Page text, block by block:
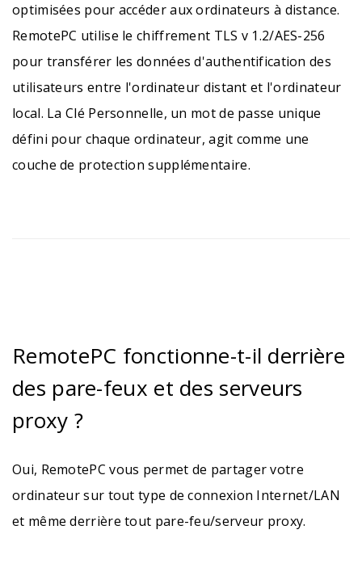
optimisées pour accéder aux ordinateurs à distance.
RemotePC utilise le chiffrement TLS v 1.2/AES-256
pour transférer les données d'authentification des
utilisateurs entre l'ordinateur distant et l'ordinateur
local. La Clé Personnelle, un mot de passe unique
défini pour chaque ordinateur, agit comme une
couche de protection supplémentaire.
RemotePC fonctionne-t-il derrière
des pare-feux et des serveurs
proxy ?
Oui, RemotePC vous permet de partager votre
ordinateur sur tout type de connexion Internet/LAN
et même derrière tout pare-feu/serveur proxy.